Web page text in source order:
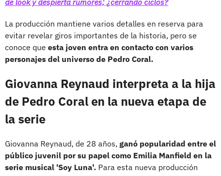
La producción mantiene varios detalles en reserva para
evitar revelar giros importantes de la historia, pero se
conoce que esta joven entra en contacto con varios
personajes del universo de Pedro Coral.
Giovanna Reynaud interpreta a la hija
de Pedro Coral en la nueva etapa de
la serie
Giovanna Reynaud, de 28 años, ganó popularidad entre el
público juvenil por su papel como Emilia Manfield en la
serie musical 'Soy Luna'. Para esta nueva producción